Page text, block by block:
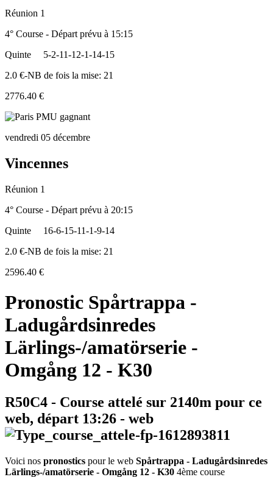
Réunion 1
4° Course - Départ prévu à 15:15
Quinte
5-2-11-12-1-14-15
2.0 €-NB de fois la mise: 21
2776.40 €
vendredi 05 décembre
Vincennes
Réunion 1
4° Course - Départ prévu à 20:15
Quinte
16-6-15-11-1-9-14
2.0 €-NB de fois la mise: 21
2596.40 €
Pronostic Spårtrappa -
Ladugårdsinredes
Lärlings-/amatörserie -
Omgång 12 - K30
R50C4 - Course attelé sur 2140m pour ce
web, départ 13:26 - web
Voici nos pronostics pour le web Spårtrappa - Ladugårdsinredes
Lärlings-/amatörserie - Omgång 12 - K30 4ème course